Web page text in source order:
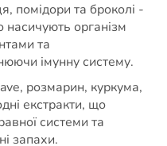
помідори та броколі -
організм
та
імунну систему.
розмарин, куркума,
екстракти, що
системи та
запахи.